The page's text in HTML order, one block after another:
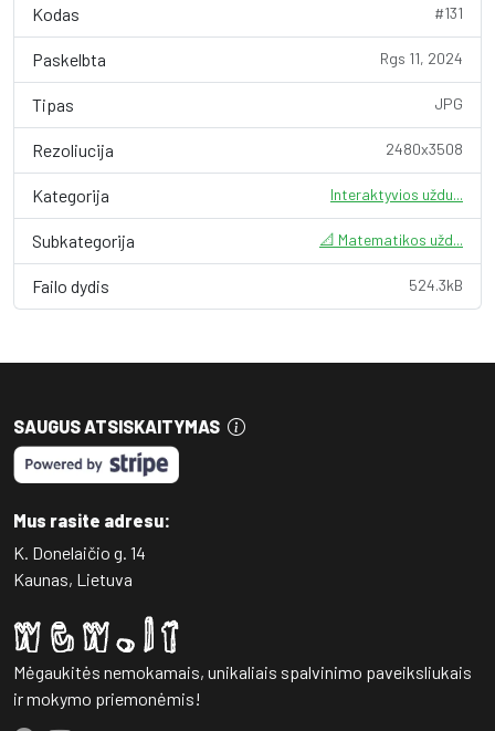
Kodas #131
Paskelbta Rgs 11, 2024
Tipas JPG
Rezoliucija 2480x3508
Kategorija Interaktyvios uždu...
Subkategorija 📐 Matematikos užd...
Failo dydis 524.3kB
SAUGUS ATSISKAITYMAS
Mus rasite adresu:
K. Donelaičio g. 14
Kaunas, Lietuva
Mėgaukitės nemokamais, unikaliais spalvinimo paveiksliukais
ir mokymo priemonėmis!